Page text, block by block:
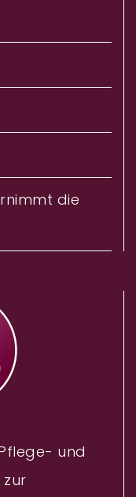
die
und